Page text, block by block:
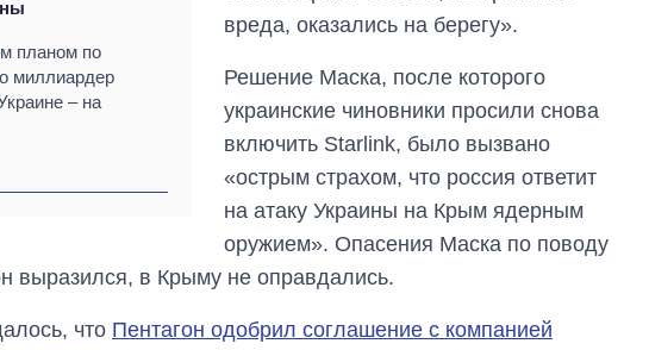
планом по
миллиардер
– на
вреда, оказались на берегу».
Решение Маска, после которого
украинские чиновники просили снова
включить Starlink, было вызвано
«острым страхом, что россия ответит
на атаку Украины на Крым ядерным
оружием». Опасения Маска по поводу
выразился, в Крыму не оправдались.
что Пентагон одобрил соглашение с компанией
должность
руководителя СВР